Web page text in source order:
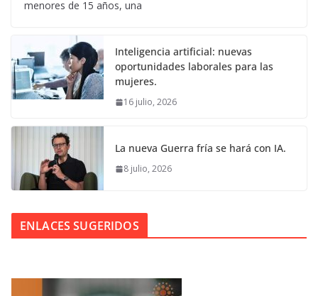
menores de 15 años, una
Inteligencia artificial: nuevas
oportunidades laborales para las
mujeres.
16 julio, 2026
La nueva Guerra fría se hará con IA.
8 julio, 2026
ENLACES SUGERIDOS